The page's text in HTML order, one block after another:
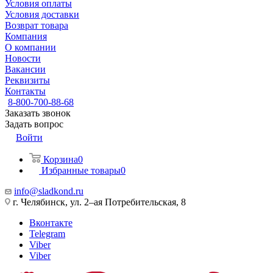
Условия оплаты
Условия доставки
Возврат товара
Компания
О компании
Новости
Вакансии
Реквизиты
Контакты
8-800-700-88-68
Заказать звонок
Задать вопрос
Войти
Корзина0
Избранные товары0
info@sladkond.ru
г. Челябинск, ул. 2–ая Потребительская, 8
Вконтакте
Telegram
Viber
Viber